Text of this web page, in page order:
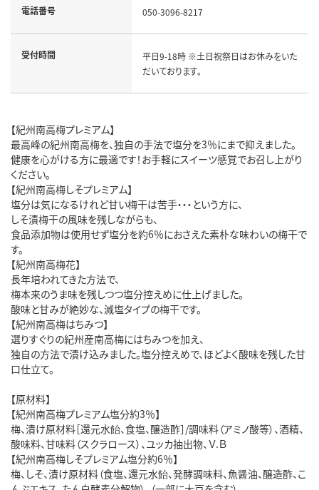
電話番号 050-3096-8217
受付時間
平日9-18時 ※土日祝祭日はお休みをいた
だいております。
【紀州南高梅プレミアム】
最高峰の紀州南高梅を、独自の手法で塩分を3％にまで抑えました。
健康を心がける方に最適です！お手軽にスイーツ感覚でお召し上がり
ください。
【紀州南高梅しそプレミアム】
塩分は気になるけれど甘い梅干は苦手・・・という方に、
しそ漬梅干の風味を残しながらも、
食品添加物は使用せず塩分を約6％におさえた素朴な味わいの梅干で
す。
【紀州南高梅花】
長年培われてきた方法で、
梅本来のうま味を残しつつ塩分控えめに仕上げました。
酸味と甘みが絶妙な、減塩タイプの梅干です。
【紀州南高梅はちみつ】
選りすぐりの紀州産南高梅にはちみつを加え、
独自の方法で漬け込みました。塩分控えめで、ほどよく酸味を残した甘
口仕立て。
【原材料】
【紀州南高梅プレミアム塩分約3％】
梅、漬け原材料［還元水飴、食塩、醸造酢］/調味料（アミノ酸等）、酒精、
酸味料、甘味料（スクラロース）、ユッカ抽出物、Ｖ.Ｂ
【紀州南高梅しそプレミアム塩分約6％】
梅、しそ、漬け原材料（食塩、還元水飴、発酵調味料、魚醤油、醸造酢、こ